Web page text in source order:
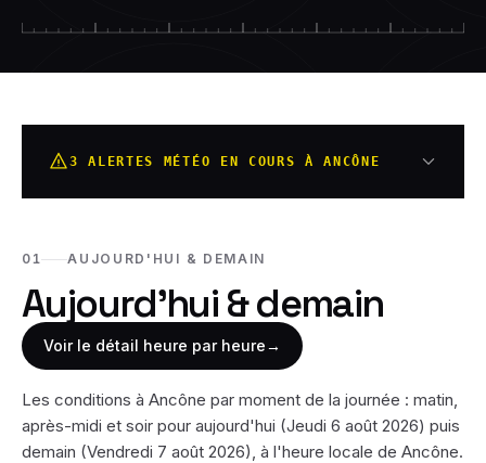
3 ALERTES MÉTÉO EN COURS À ANCÔNE
01 AUJOURD'HUI & DEMAIN
Aujourd'hui & demain
Voir le détail heure par heure→
Les conditions à Ancône par moment de la journée : matin,
après-midi et soir pour aujourd'hui (Jeudi 6 août 2026) puis
demain (Vendredi 7 août 2026), à l'heure locale de Ancône.